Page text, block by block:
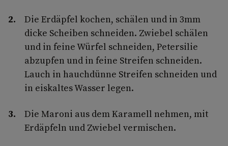
Die Erdäpfel kochen, schälen und in 3mm
dicke Scheiben schneiden. Zwiebel schälen
und in feine Würfel schneiden, Petersilie
abzupfen und in feine Streifen schneiden.
Lauch in hauchdünne Streifen schneiden und
in eiskaltes Wasser legen.
Die Maroni aus dem Karamell nehmen, mit
Erdäpfeln und Zwiebel vermischen.